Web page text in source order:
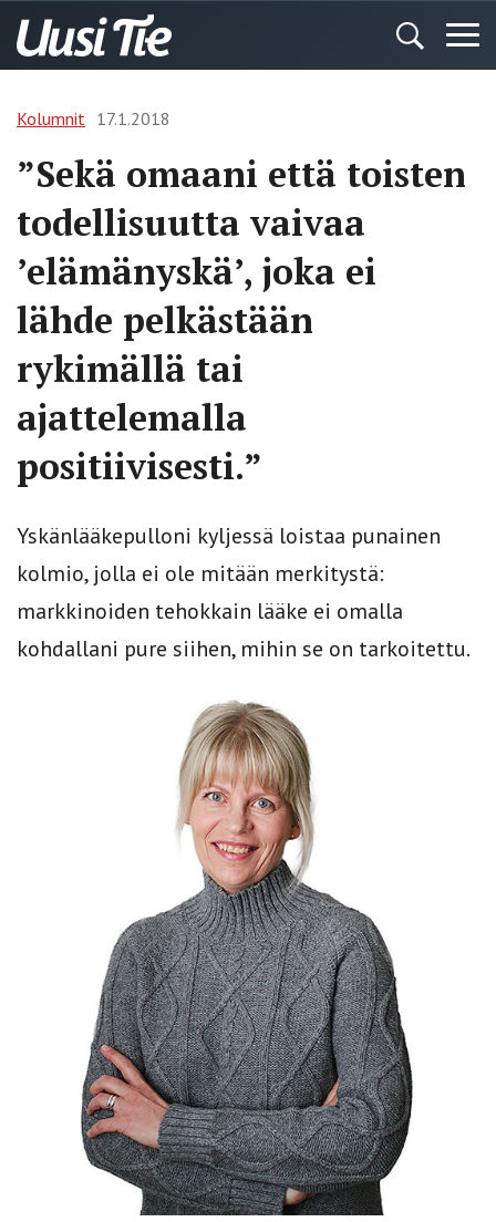
Kolumnit 17.1.2018
”Sekä omaani että ­toisten
todellisuutta vaivaa
’elämänyskä’, joka ei
lähde pelkästään
rykimällä tai
ajattelemalla
positiivisesti.”
Yskänlääkepulloni kyljessä loistaa punainen
kolmio, jolla ei ole mitään merkitystä:
markkinoiden tehokkain lääke ei omalla
kohdallani pure siihen, mihin se on tarkoitettu.